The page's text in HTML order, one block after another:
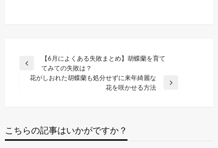
投
ー
シ
【6月によくある失敗まとめ】胡蝶蘭を育て
てみての失敗は？
花がしおれた胡蝶蘭も処分せずに来年綺麗な
花を咲かせる方法
こちらの記事はいかがですか？